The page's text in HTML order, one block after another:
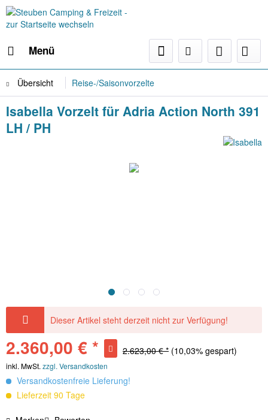
Menü
Übersicht Reise-/Saisonvorzelte
Isabella Vorzelt für Adria Action North 391
LH / PH
Dieser Artikel steht derzeit nicht zur Verfügung!
2.360,00 € * 2.623,00 € * (10,03% gespart)
inkl. MwSt. zzgl. Versandkosten
Versandkostenfreie Lieferung!
Lieferzeit 90 Tage